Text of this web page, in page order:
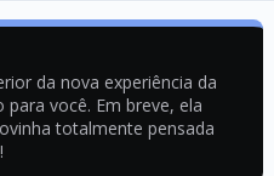
da nova experiência da
você. Em breve, ela
totalmente pensada